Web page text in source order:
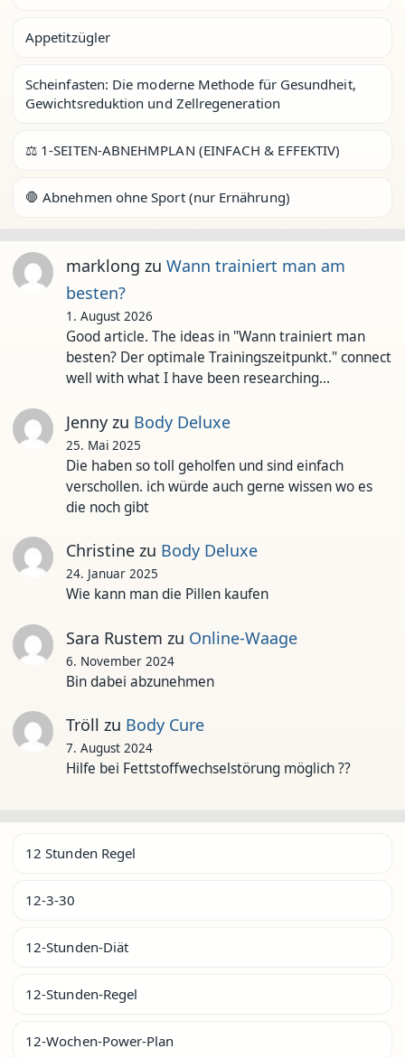
Appetitzügler
Scheinfasten: Die moderne Methode für Gesundheit,
Gewichtsreduktion und Zellregeneration
⚖️ 1-SEITEN-ABNEHMPLAN (EINFACH & EFFEKTIV)
🛑 Abnehmen ohne Sport (nur Ernährung)
marklong zu Wann trainiert man am
besten?
1. August 2026
Good article. The ideas in "Wann trainiert man
besten? Der optimale Trainingszeitpunkt." connect
well with what I have been researching…
Jennyzu Body Deluxe
25. Mai 2025
Die haben so toll geholfen und sind einfach
verschollen. ich würde auch gerne wissen wo es
die noch gibt
Christinezu Body Deluxe
24. Januar 2025
Wie kann man die Pillen kaufen
Sara Rustem zu Online-Waage
6. November 2024
Bin dabei abzunehmen
Tröll zu Body Cure
7. August 2024
Hilfe bei Fettstoffwechselstörung möglich ??
12 Stunden Regel
12-3-30
12-Stunden-Diät
12-Stunden-Regel
12-Wochen-Power-Plan